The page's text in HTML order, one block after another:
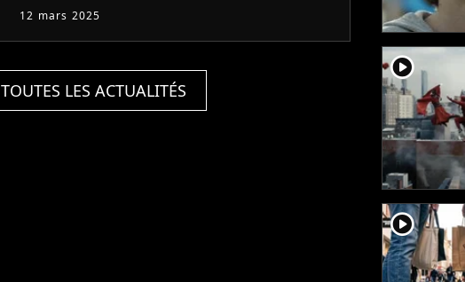
12 mars 2025
TOUTES LES ACTUALITÉS
player2
player2